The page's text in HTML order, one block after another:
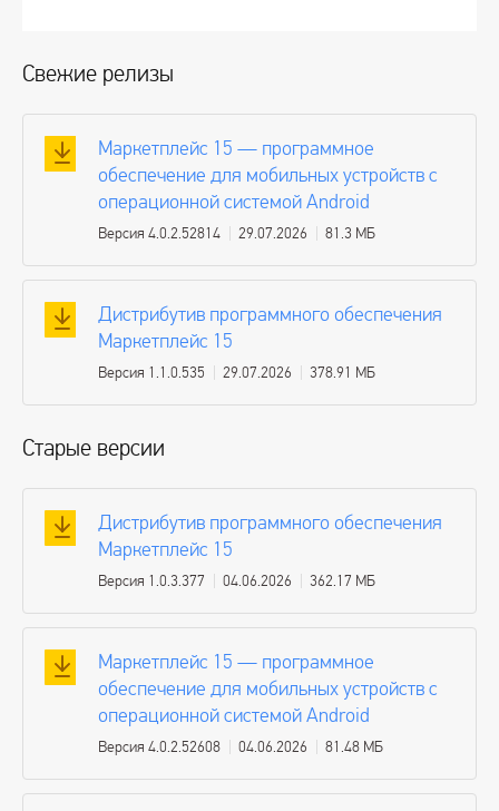
Свежие релизы
Маркетплейс 15 — программное
обеспечение для мобильных устройств с
операционной системой Android
Версия 4.0.2.52814 29.07.2026 81.3 МБ
Дистрибутив программного обеспечения
Маркетплейс 15
Версия 1.1.0.535 29.07.2026 378.91 МБ
Старые версии
Дистрибутив программного обеспечения
Маркетплейс 15
Версия 1.0.3.377 04.06.2026 362.17 МБ
Маркетплейс 15 — программное
обеспечение для мобильных устройств с
операционной системой Android
Версия 4.0.2.52608 04.06.2026 81.48 МБ